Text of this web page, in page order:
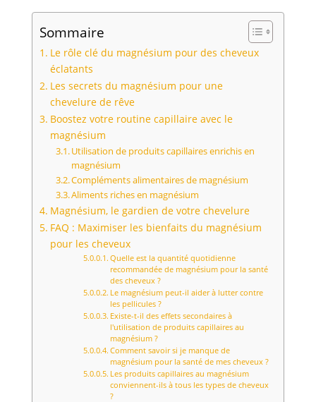
Sommaire
Le rôle clé du magnésium pour des cheveux
éclatants
Les secrets du magnésium pour une
chevelure de rêve
Boostez votre routine capillaire avec le
magnésium
Utilisation de produits capillaires enrichis en
magnésium
Compléments alimentaires de magnésium
Aliments riches en magnésium
Magnésium, le gardien de votre chevelure
FAQ : Maximiser les bienfaits du magnésium
pour les cheveux
Quelle est la quantité quotidienne
recommandée de magnésium pour la santé
des cheveux ?
Le magnésium peut-il aider à lutter contre
les pellicules ?
Existe-t-il des effets secondaires à
l'utilisation de produits capillaires au
magnésium ?
Comment savoir si je manque de
magnésium pour la santé de mes cheveux ?
Les produits capillaires au magnésium
conviennent-ils à tous les types de cheveux
?